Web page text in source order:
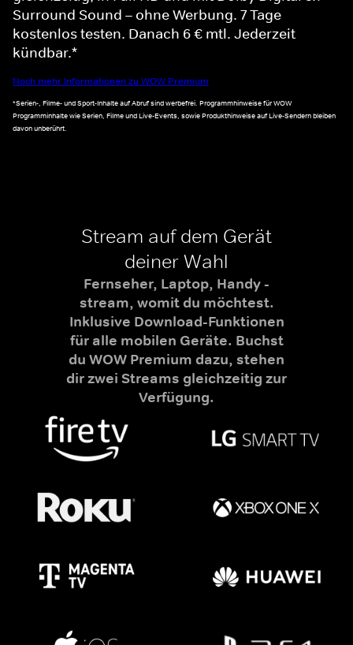
Surround Sound – ohne Werbung. 7 Tage
kostenlos testen. Danach 6 € mtl. Jederzeit
kündbar.*
Noch mehr Informationen zu WOW Premium
*Serien-, Filme- und Sport-Inhalte auf Abruf sind werbefrei. Programmhinweise für WOW
Programminhalte wie Serien, Filme und Live-Events, sowie Produkthinweise auf Live-Sendern bleiben
davon unberührt.
Stream auf dem Gerät
deiner Wahl
Fernseher, Laptop, Handy -
stream, womit du möchtest.
Inklusive Download-Funktionen
für alle mobilen Geräte. Buchst
du WOW Premium dazu, stehen
dir zwei Streams gleichzeitig zur
Verfügung.